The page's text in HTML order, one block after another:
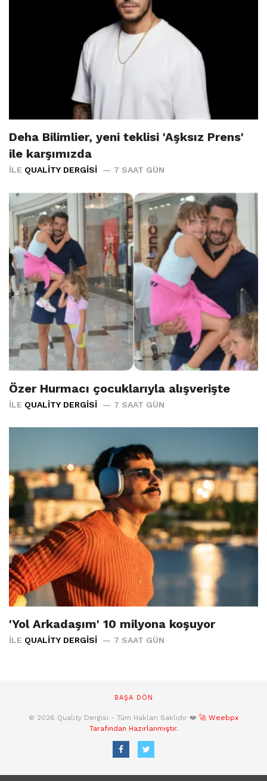
Deha Bilimlier, yeni teklisi 'Aşksız Prens'
ile karşımızda
İLE QUALITY DERGISI 7 SAAT GÜN
Özer Hurmacı çocuklarıyla alışverişte
İLE QUALITY DERGISI 7 SAAT GÜN
'Yol Arkadaşım' 10 milyona koşuyor
İLE QUALITY DERGISI 7 SAAT GÜN
BAŞA DÖN
© 2026 Quality Dergisi - Tüm Hakları Saklıdır ❤️ 🚀 Weebpx
Tarafından Hazırlanmıştır.